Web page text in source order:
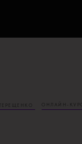
ОНЛАЙН-КУРС